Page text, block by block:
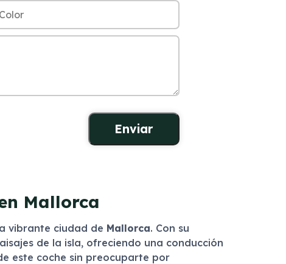
Mallorca
vibrante ciudad de Mallorca. Con su
de la isla, ofreciendo una conducción
este coche sin preocuparte por